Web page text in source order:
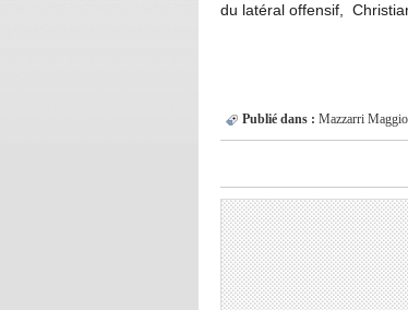
du latéral offensif,
Publié dans : Mazzarri Maggio